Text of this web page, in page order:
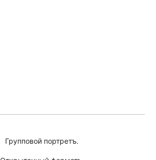
Групповой портретъ.